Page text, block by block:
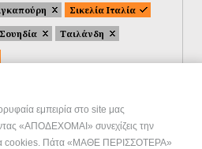
εμπειρία στο site μας
«ΑΠΟΔΕΧΟΜΑΙ» συνεχίζεις την
cookies. Πάτα «ΜΑΘΕ ΠΕΡΙΣΣΟΤΕΡΑ»
Σικελία Ιταλία
Σουηδία
Ταιλάνδη